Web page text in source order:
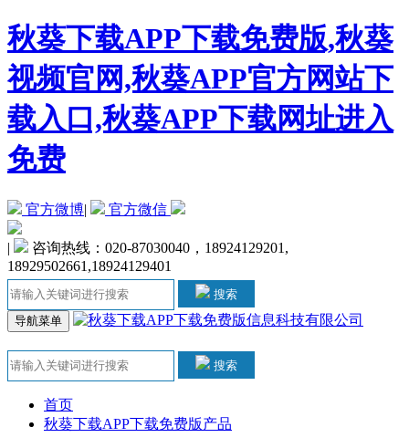
秋葵下载APP下载免费版,秋葵
视频官网,秋葵APP官方网站下
载入口,秋葵APP下载网址进入
免费
官方微博| 官方微信
|
咨询热线：020-87030040，18924129201,
18929502661,18924129401
搜索
导航菜单
搜索
首页
秋葵下载APP下载免费版产品